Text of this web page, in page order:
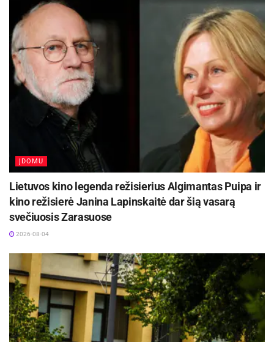
Kviečiame!
Iliustracija iš Mykolo Žilinsko dailės kolekcijos
ĮDOMU
Lietuvos kino legenda režisierius Algimantas Puipa ir
kino režisierė Janina Lapinskaitė dar šią vasarą
svečiuosis Zarasuose
2026-08-04